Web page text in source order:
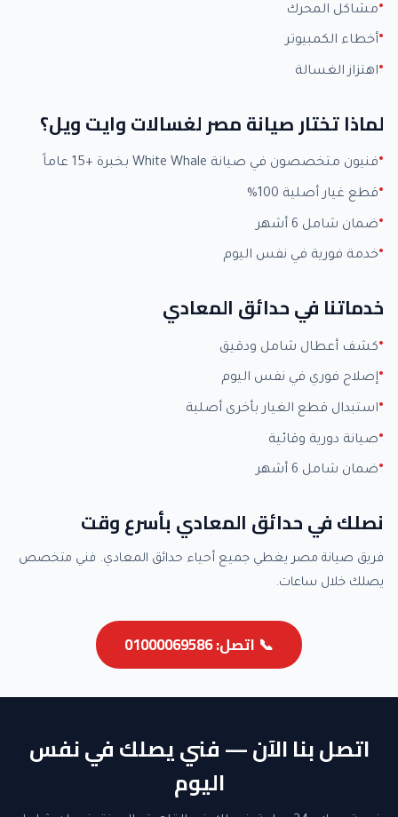
مشاكل المحرك
أخطاء الكمبيوتر
اهتزاز الغسالة
لماذا تختار صيانة مصر لغسالات وايت ويل؟
فنيون متخصصون في صيانة White Whale بخبرة +15 عاماً
قطع غيار أصلية 100%
ضمان شامل 6 أشهر
خدمة فورية في نفس اليوم
خدماتنا في حدائق المعادي
كشف أعطال شامل ودقيق
إصلاح فوري في نفس اليوم
استبدال قطع الغيار بأخرى أصلية
صيانة دورية وقائية
ضمان شامل 6 أشهر
نصلك في حدائق المعادي بأسرع وقت
فريق صيانة مصر يغطي جميع أحياء حدائق المعادي. فني متخصص
يصلك خلال ساعات.
📞 اتصل: 01000069586
اتصل بنا الآن — فني يصلك في نفس
اليوم